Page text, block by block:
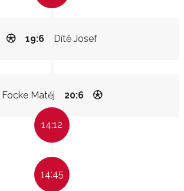
Dítě Josef
19:6
Focke Matěj 20:6
14:12
14:45